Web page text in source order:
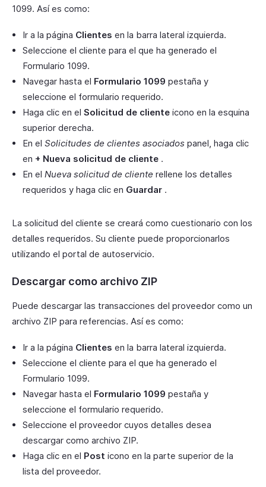
1099. Así es como:
Ir a la página Clientes en la barra lateral izquierda.
Seleccione el cliente para el que ha generado el
Formulario 1099.
Navegar hasta el Formulario 1099 pestaña y
seleccione el formulario requerido.
Haga clic en el Solicitud de cliente icono en la esquina
superior derecha.
En el Solicitudes de clientes asociados panel, haga clic
en + Nueva solicitud de cliente .
En el Nueva solicitud de cliente rellene los detalles
requeridos y haga clic en Guardar .
La solicitud del cliente se creará como cuestionario con los
detalles requeridos. Su cliente puede proporcionarlos
utilizando el portal de autoservicio.
Descargar como archivo ZIP
Puede descargar las transacciones del proveedor como un
archivo ZIP para referencias. Así es como:
Ir a la página Clientes en la barra lateral izquierda.
Seleccione el cliente para el que ha generado el
Formulario 1099.
Navegar hasta el Formulario 1099 pestaña y
seleccione el formulario requerido.
Seleccione el proveedor cuyos detalles desea
descargar como archivo ZIP.
Haga clic en el Post icono en la parte superior de la
lista del proveedor.